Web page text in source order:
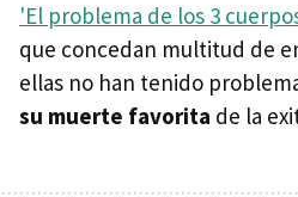
'El problema de los 3
que concedan multitud de
ellas no han tenido
su muerte favorita de la